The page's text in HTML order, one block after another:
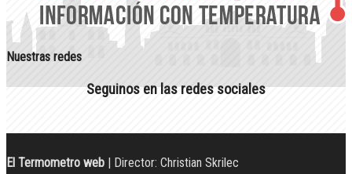
Nuestras redes
Seguinos en las redes sociales
El Termometro web | Director: Christian Skrilec